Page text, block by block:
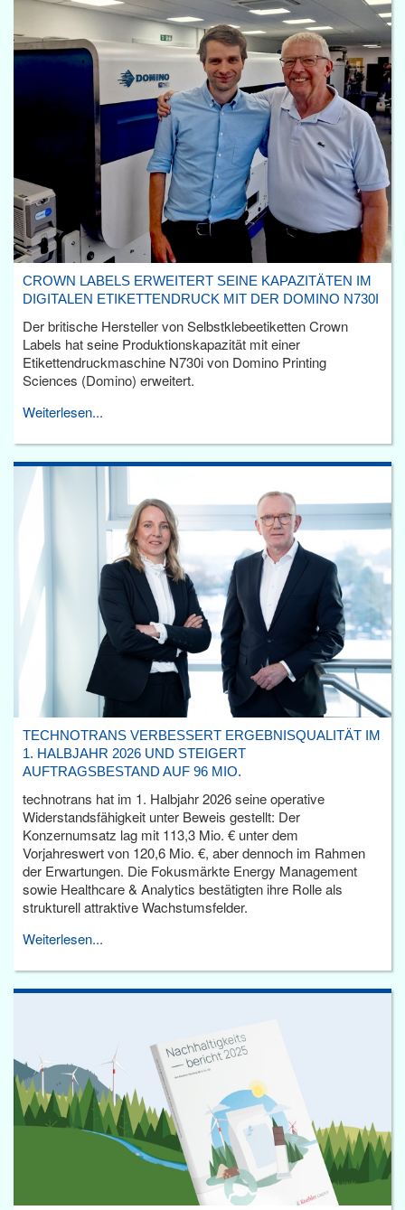
CROWN LABELS ERWEITERT SEINE KAPAZITÄTEN IM
DIGITALEN ETIKETTENDRUCK MIT DER DOMINO N730I
Der britische Hersteller von Selbstklebeetiketten Crown
Labels hat seine Produktionskapazität mit einer
Etikettendruckmaschine N730i von Domino Printing
Sciences (Domino) erweitert.
Weiterlesen...
TECHNOTRANS VERBESSERT ERGEBNISQUALITÄT IM
1. HALBJAHR 2026 UND STEIGERT
AUFTRAGSBESTAND AUF 96 MIO.
technotrans hat im 1. Halbjahr 2026 seine operative
Widerstandsfähigkeit unter Beweis gestellt: Der
Konzernumsatz lag mit 113,3 Mio. € unter dem
Vorjahreswert von 120,6 Mio. €, aber dennoch im Rahmen
der Erwartungen. Die Fokusmärkte Energy Management
sowie Healthcare & Analytics bestätigten ihre Rolle als
strukturell attraktive Wachstumsfelder.
Weiterlesen...